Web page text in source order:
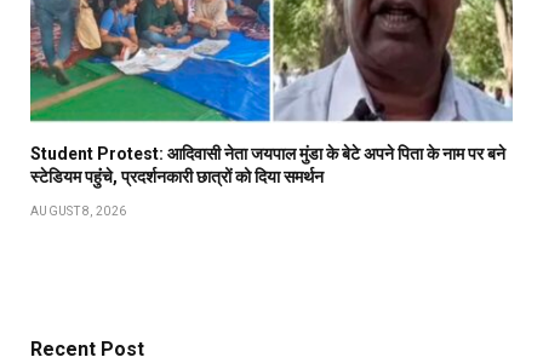
Student Protest: आदिवासी नेता जयपाल मुंडा के बेटे अपने पिता के नाम पर बने
स्टेडियम पहुंंचे, प्रदर्शनकारी छात्रों को दिया समर्थन
AUGUST 8, 2026
Recent Post